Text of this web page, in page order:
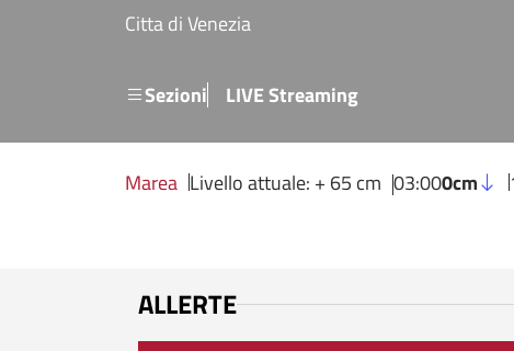
Salta al contenuto principale
Citta di Venezia
SezioniMenu secondario
LIVE Streaming
Marea Livello attuale: + 65 cm 03:000cm
ALLERTE